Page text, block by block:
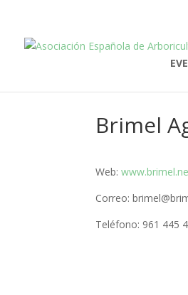
Brimel
Web:
Correo:
Teléfono: 961 445